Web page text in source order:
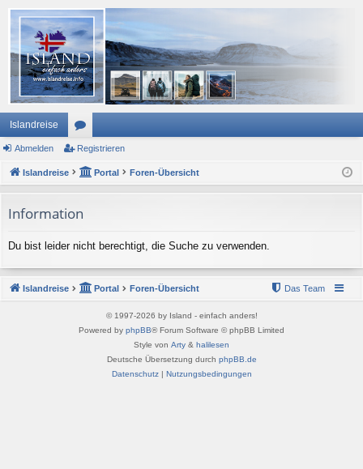
Islandreise
or
en
Abmelden Registrieren
Islandreise Portal Foren-Übersicht
Information
Du bist leider nicht berechtigt, die Suche zu verwenden.
Islandreise Portal Foren-Übersicht Das Team
© 1997-2026 by Island - einfach anders!
Powered by phpBB® Forum Software © phpBB Limited
Style von Arty & halilesen
Deutsche Übersetzung durch phpBB.de
Datenschutz| Nutzungsbedingungen